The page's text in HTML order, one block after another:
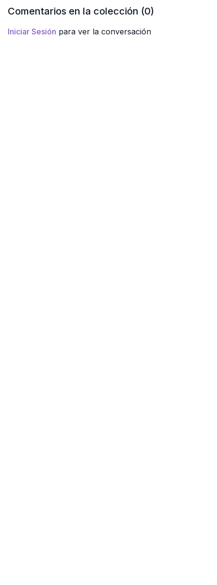
la postura del niño.
manten...
Comentarios en la colección (0)
Iniciar Sesión para ver la conversación